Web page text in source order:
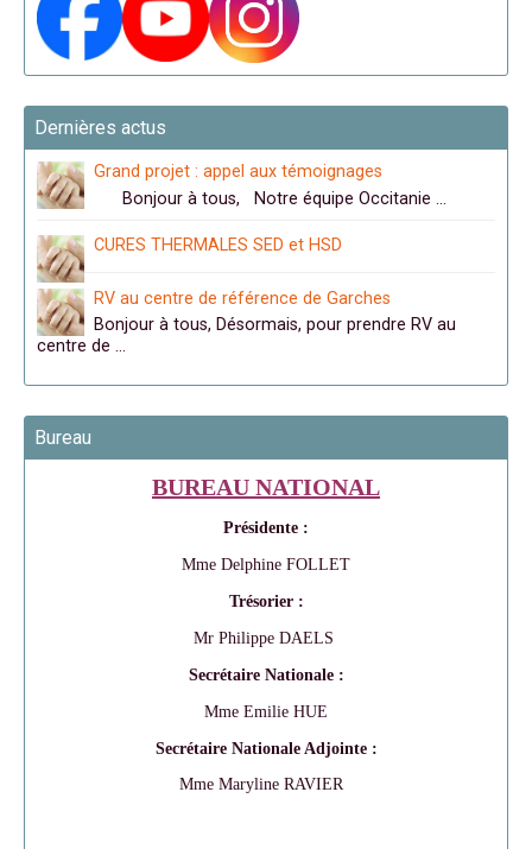
Dernières actus
Grand projet : appel aux témoignages
Bonjour à tous, Notre équipe Occitanie …
CURES THERMALES SED et HSD
RV au centre de référence de Garches
Bonjour à tous, Désormais, pour prendre RV au
centre de …
Bureau
BUREAU NATIONAL
Présidente :
Mme Delphine FOLLET
Trésorier :
Mr Philippe DAELS
Secrétaire Nationale :
Mme Emilie HUE
Secrétaire Nationale Adjointe :
Mme Maryline RAVIER